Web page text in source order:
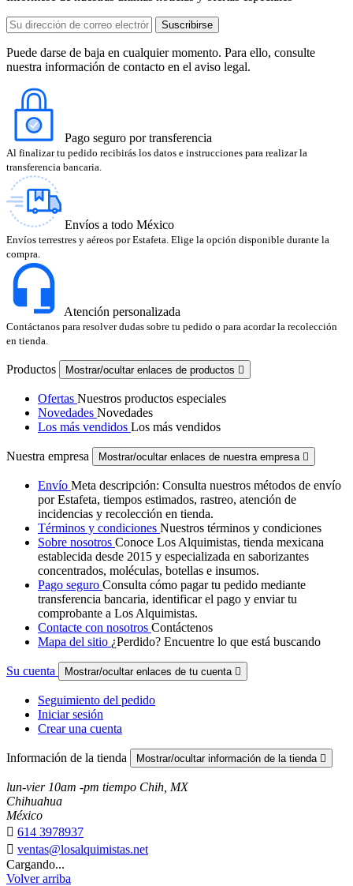
Puede darse de baja en cualquier momento. Para ello, consulte
nuestra información de contacto en el aviso legal.
Pago seguro por transferencia
Al finalizar tu pedido recibirás los datos e instrucciones para realizar la
transferencia bancaria.
Envíos a todo México
Envíos terrestres y aéreos por Estafeta. Elige la opción disponible durante la
compra.
Atención personalizada
Contáctanos para resolver dudas sobre tu pedido o para acordar la recolección
en tienda.
Productos Mostrar/ocultar enlaces de productos 
Ofertas Nuestros productos especiales
Novedades Novedades
Los más vendidos Los más vendidos
Nuestra empresa Mostrar/ocultar enlaces de nuestra empresa 
Envío Meta descripción: Consulta nuestros métodos de envío
por Estafeta, tiempos estimados, rastreo, atención de
incidencias y recolección en tienda.
Términos y condiciones Nuestros términos y condiciones
Sobre nosotros Conoce Los Alquimistas, tienda mexicana
establecida desde 2015 y especializada en saborizantes
concentrados, moléculas, botellas e insumos.
Pago seguro Consulta cómo pagar tu pedido mediante
transferencia bancaria, identificar el pago y enviar tu
comprobante a Los Alquimistas.
Contacte con nosotros Contáctenos
Mapa del sitio ¿Perdido? Encuentre lo que está buscando
Su cuenta Mostrar/ocultar enlaces de tu cuenta 
Seguimiento del pedido
Iniciar sesión
Crear una cuenta
Información de la tienda Mostrar/ocultar información de la tienda 
lun-vier 10am -pm tiempo Chih, MX
Chihuahua
México
 614 3978937
 ventas@losalquimistas.net
Cargando...
Volver arriba